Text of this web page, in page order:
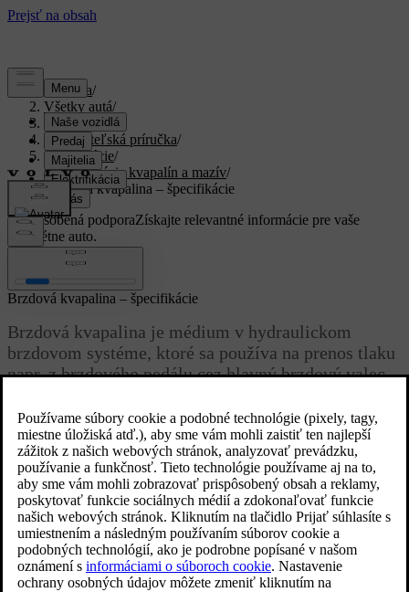
Podpora/
Všetky autá/
XC40 2024/
Používateľská príručka/
Špecifikácie/
Špecifikácie kvapalín a mazív/
Brzdová kvapalina – špecifikácie
Prispôsobená podporaZískajte relevantné informácie pre vaše
konkrétne auto.
Zaregistrovať sa
Aktualizované 16. 03. 2023
Brzdová kvapalina – špecifikácie
Brzdová kvapalina je médium v ​​hydraulickom
brzdovom systéme, ktoré sa používa na prenos tlaku
napr. z brzdového pedálu cez hlavný brzdový valec,
Predpísaná trieda:Kvapalina Volvo Original alebo ekvivalentná
kvapalina vyhovujúca kombináciiDot 4,5.1a ISO 4925 trieda 6